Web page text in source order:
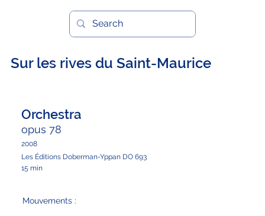
Sur les rives du Saint-Maurice
Orchestra
opus 78
2008
Les Éditions Doberman-Yppan DO 693
15 min
Mouvements :